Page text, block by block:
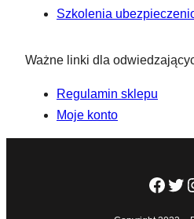
Szkolenia
Ważne linki dla
Regulamin sklepu
Moje konto